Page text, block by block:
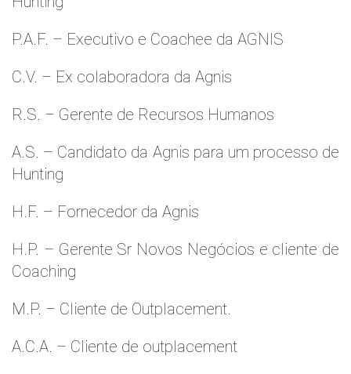
P.A.F. – Executivo e Coachee da AGNIS
C.V. – Ex colaboradora da Agnis
R.S. – Gerente de Recursos Humanos
A.S. – Candidato da Agnis para um processo de
Hunting
H.F. – Fornecedor da Agnis
H.P. – Gerente Sr Novos Negócios e cliente de
Coaching
M.P. – Cliente de Outplacement.
A.C.A. – Cliente de outplacement